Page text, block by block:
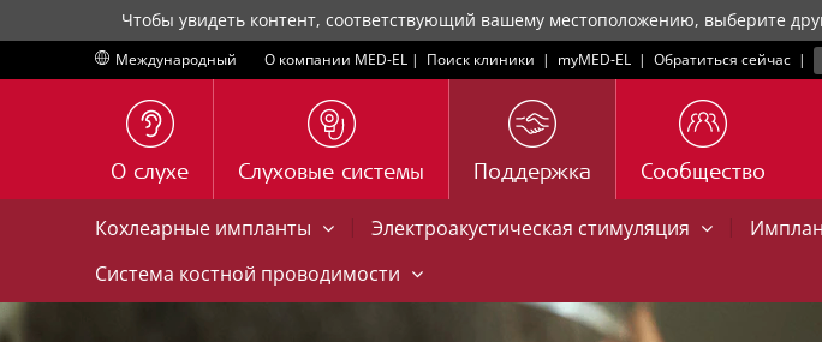
Чтобы увидеть контент, соответствующий вашему местоположению, выберите
Международный О компании MED-EL | Поиск клиники | myMED‑EL | Обратиться сейчас |
О слухе Слуховые системы Поддержка Сообщество
Кохлеарные импланты | Электроакустическая стимуляция |
Система костной проводимости